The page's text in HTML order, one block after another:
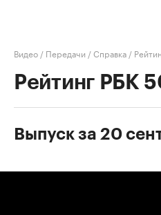
Видео / Передачи /Справка /
Рейтинг РБК
Выпуск за 20